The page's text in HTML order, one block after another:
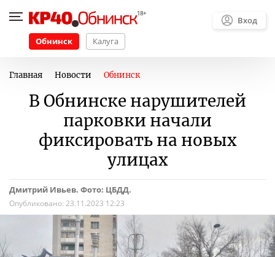
Обнинск Калуга
Вход
Главная Новости Обнинск
В Обнинске нарушителей
парковки начали
фиксировать на новых
улицах
Дмитрий Ивьев. Фото: ЦБДД.
Опубликовано: 23.11.2023 12:23